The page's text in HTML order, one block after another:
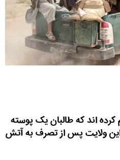
کرده اند که طالبان یک پوسته
ولایت پس از تصرف به آتش